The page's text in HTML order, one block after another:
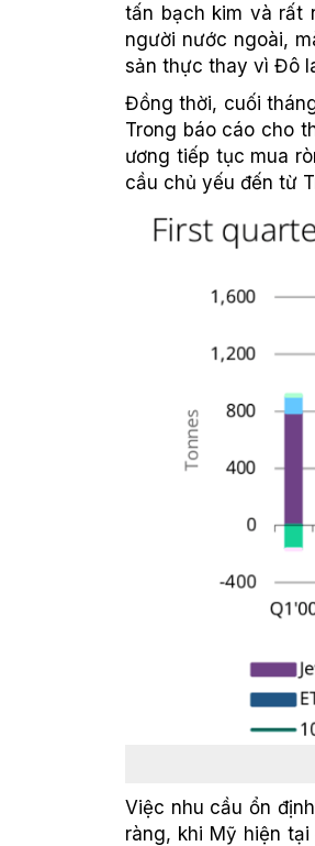
tấn bạch kim và rất
người nước ngoài,
sản thực thay vì Đô
Đồng thời, cuối
Trong báo cáo cho
ương tiếp tục mua
cầu chủ yếu đến từ
Việc nhu cầu ổn
ràng, khi Mỹ hiện